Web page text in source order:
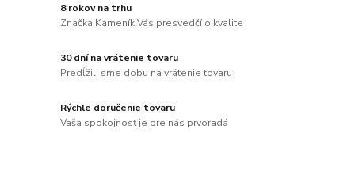
8 rokov na trhu
Značka Kameník Vás presvedčí o kvalite
30 dní na vrátenie tovaru
Predĺžili sme dobu na vrátenie tovaru
Rýchle doručenie tovaru
Vaša spokojnosť je pre nás prvoradá